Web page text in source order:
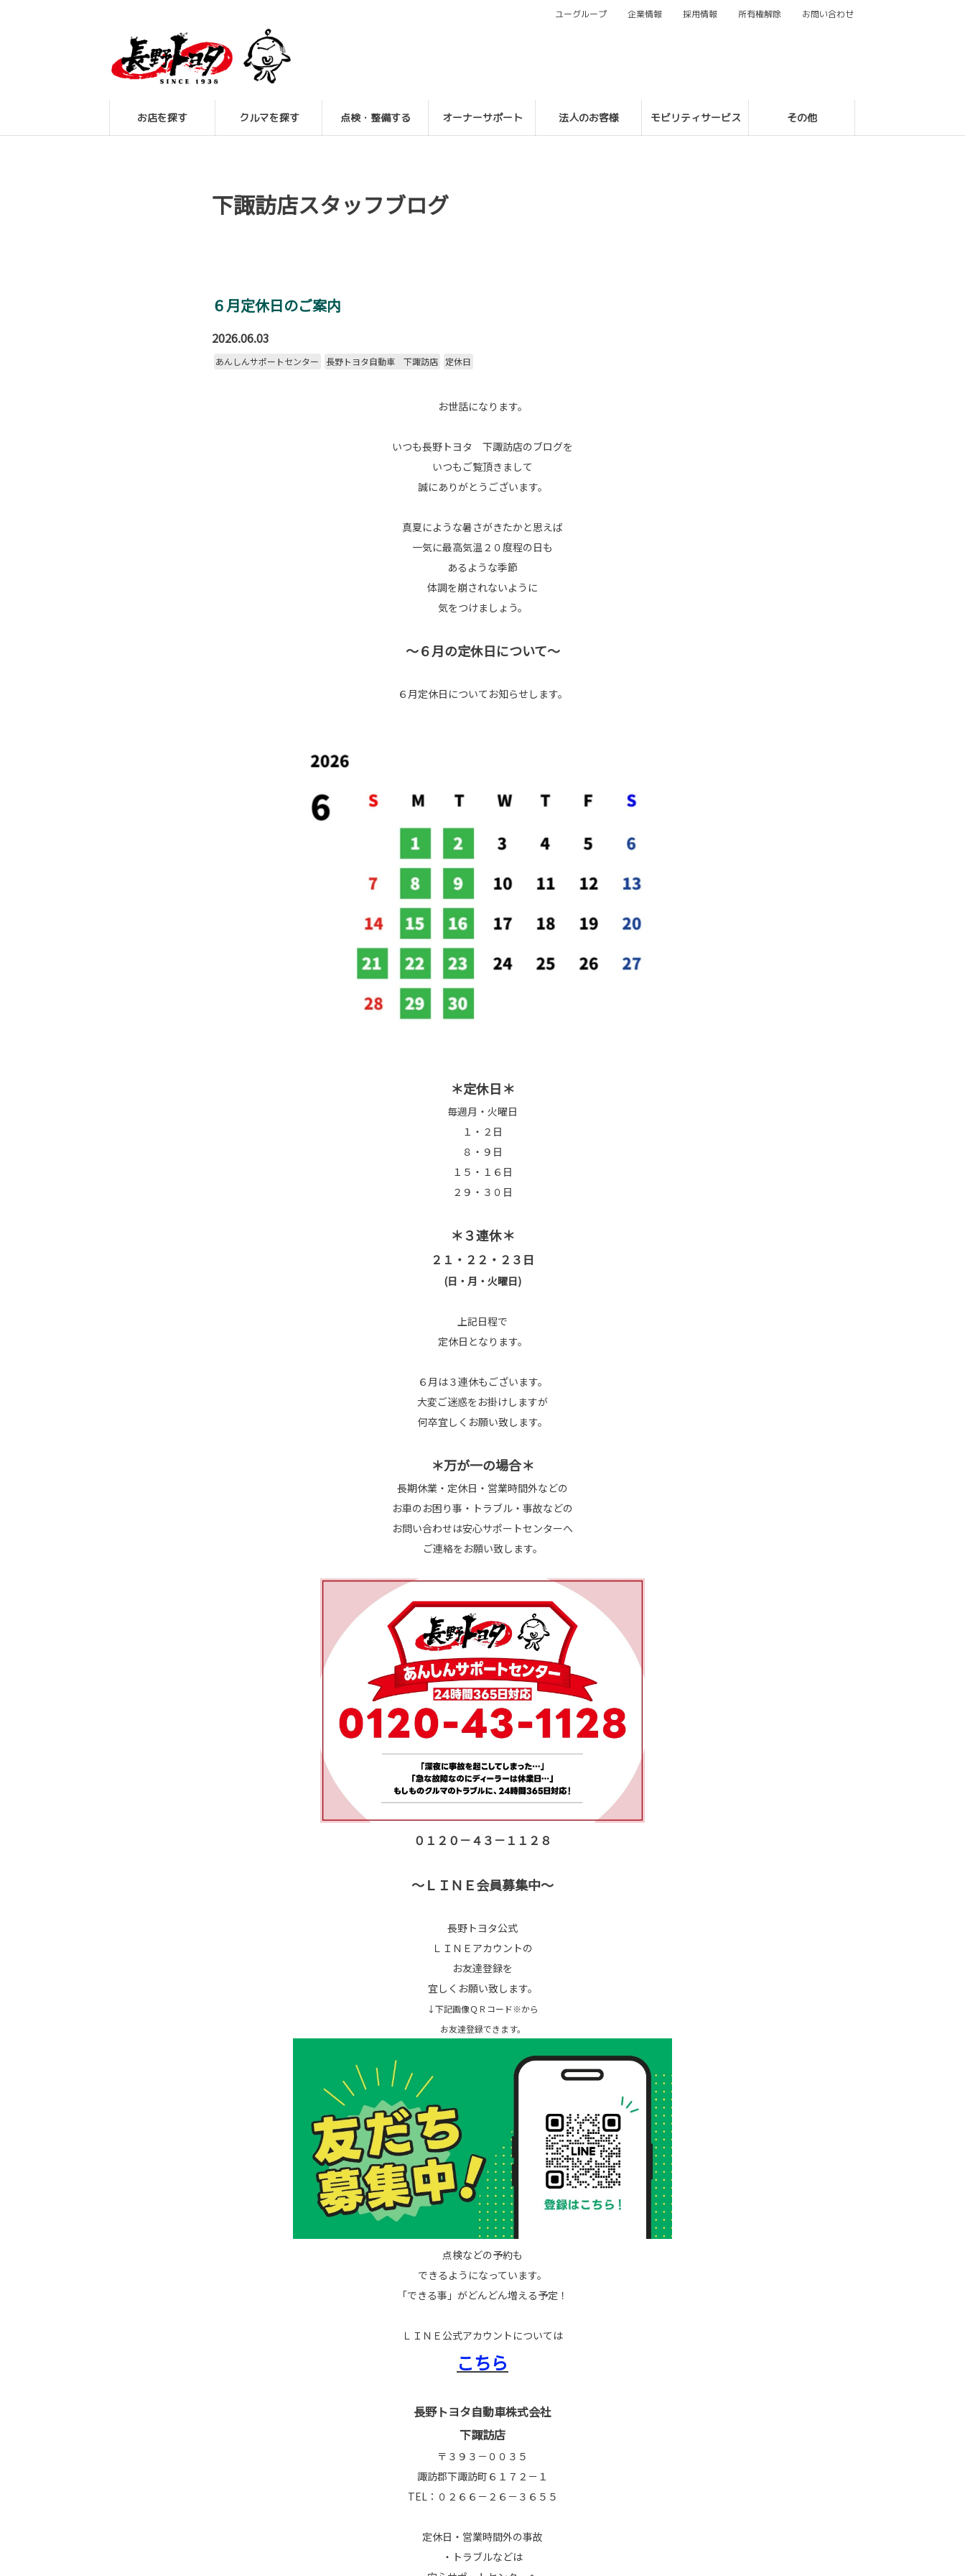
お店を探す クルマを探す 点検・整備する オーナーサポート 法人のお客様 モビリティサービス その他
ユーグループ 企業情報 採用情報 所有権解除 お問い合わせ
下諏訪店スタッフブログ
６月定休日のご案内
2026.06.03
あんしんサポートセンター 長野トヨタ自動車 下諏訪店 定休日
お世話になります。
いつも長野トヨタ 下諏訪店のブログを
いつもご覧頂きまして
誠にありがとうございます。
真夏にような暑さがきたかと思えば
一気に最高気温２０度程の日も
あるような季節
体調を崩されないように
気をつけましょう。
～６月の定休日について～
６月定休日についてお知らせします。
＊定休日＊
毎週月・火曜日
１・２日
８・９日
１５・１６日
２９・３０日
＊３連休＊
２１・２２・２３日
(日・月・火曜日)
上記日程で
定休日となります。
６月は３連休もございます。
大変ご迷惑をお掛けしますが
何卒宜しくお願い致します。
＊万が一の場合＊
長期休業・定休日・営業時間外などの
お車のお困り事・トラブル・事故などの
お問い合わせは安心サポートセンターへ
ご連絡をお願い致します。
０１２０－４３－１１２８
～ＬＩＮＥ会員募集中～
長野トヨタ公式
ＬＩＮＥアカウントの
お友達登録を
宜しくお願い致します。
↓下記画像ＱＲコード※から
お友達登録できます。
点検などの予約も
できるようになっています。
「できる事」がどんどん増える予定！
ＬＩＮＥ公式アカウントについては
こちら
長野トヨタ自動車株式会社
下諏訪店
〒３９３－００３５
諏訪郡下諏訪町６１７２－１
TEL：０２６６－２６－３６５５
定休日・営業時間外の事故
・トラブルなどは